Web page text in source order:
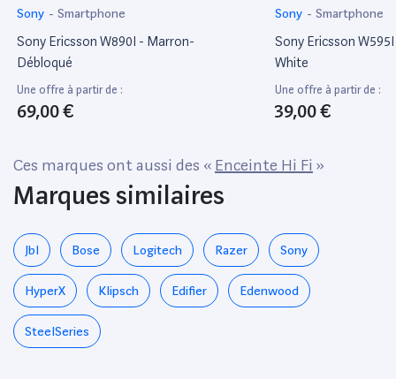
Sony - Smartphone
Sony Ericsson W890I - Marron-
Débloqué
Une offre à partir de :
69,00 €
Sony - Smartphone
Sony Ericsson
White
Une offre à partir de :
39,00 €
Ces marques ont aussi des « Enceinte Hi Fi »
Marques similaires
Jbl Bose Logitech Razer Sony
HyperX Klipsch Edifier Edenwood
SteelSeries